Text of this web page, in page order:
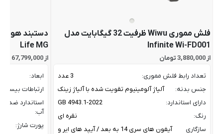
فلش مموری Wiwu ظرفیت 32 گیگابایت مدل
Infinite Wi-FD001
از 3,880,000 تومان
تعداد رابط فلش مموری:
3 عدد
جنس بدنه:
آلیاژ آلومینیوم تقویت شده با آلیاژ زینک
دارای استاندارد:
GB 4943.1-2022
رنگ:
نقره ای
سازگاری
آیفون های سری 14 به بعد / آیپد های ایر و
Life MG
از 67,799,000 تومان
ابعاد:
ارتباطات بیسیم:
استاندارد ضد
آب:
پورت شارژ: